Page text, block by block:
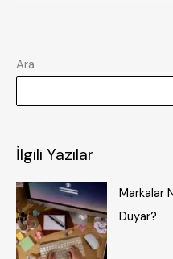
Ara
İlgili Yazılar
Markalar
Duyar?